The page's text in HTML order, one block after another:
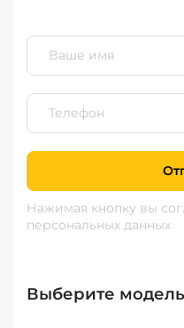
Нажимая кнопку вы
персональных данных
Выберите модель